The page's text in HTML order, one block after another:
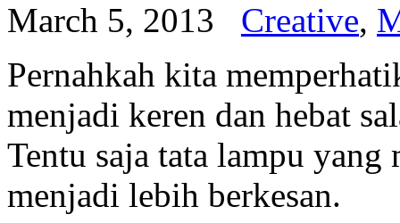
March 5, 2013 Creative,
Pernahkah kita
menjadi keren dan hebat
Tentu saja tata lampu
menjadi lebih berkesan.